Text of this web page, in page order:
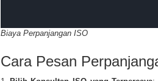
Biaya Perpanjangan ISO
Cara Pesan